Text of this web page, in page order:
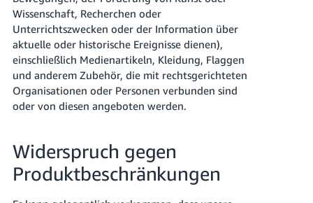
Wissenschaft, Recherchen oder
Unterrichtszwecken oder der Information über
aktuelle oder historische Ereignisse dienen),
einschließlich Medienartikeln, Kleidung, Flaggen
und anderem Zubehör, die mit rechtsgerichteten
Organisationen oder Personen verbunden sind
oder von diesen angeboten werden.
Widerspruch gegen
Produktbeschränkungen